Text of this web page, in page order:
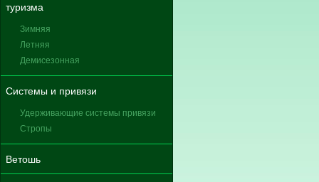
туризма
Зимняя
Летняя
Демисезонная
Системы и привязи
Удерживающие системы привязи
Стропы
Ветошь